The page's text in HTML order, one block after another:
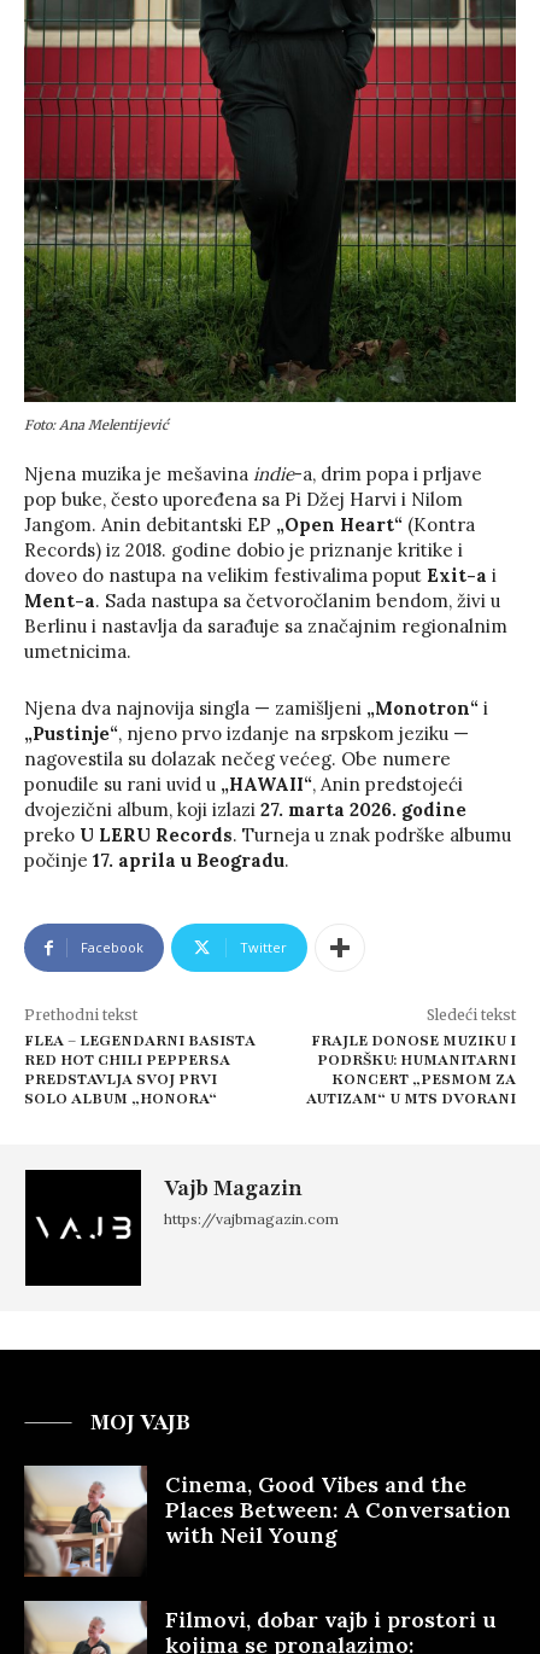
Foto: Ana Melentijević
Njena muzika je mešavina indie-a, drim popa i prljave
pop buke, često upoređena sa Pi Džej Harvi i Nilom
Jangom. Anin debitantski EP „Open Heart“ (Kontra
Records) iz 2018. godine dobio je priznanje kritike i
doveo do nastupa na velikim festivalima poput Exit-a i
Ment-a. Sada nastupa sa četvoročlanim bendom, živi u
Berlinu i nastavlja da sarađuje sa značajnim regionalnim
umetnicima.
Njena dva najnovija singla — zamišljeni „Monotron“ i
„Pustinje“, njeno prvo izdanje na srpskom jeziku —
nagovestila su dolazak nečeg većeg. Obe numere
ponudile su rani uvid u „HAWAII“, Anin predstojeći
dvojezični album, koji izlazi 27. marta 2026. godine
preko U LERU Records. Turneja u znak podrške albumu
počinje 17. aprila u Beogradu.
Facebook Twitter
Prethodni tekst
FLEA – LEGENDARNI BASISTA
RED HOT CHILI PEPPERSA
PREDSTAVLJA SVOJ PRVI
SOLO ALBUM „HONORA“
Sledeći tekst
FRAJLE DONOSE MUZIKU I
PODRŠKU: HUMANITARNI
KONCERT „PESMOM ZA
AUTIZAM“ U MTS DVORANI
Vajb Magazin
https://vajbmagazin.com
MOJ VAJB
Cinema, Good Vibes and the
Places Between: A Conversation
with Neil Young
Filmovi, dobar vajb i prostori u
kojima se pronalazimo: